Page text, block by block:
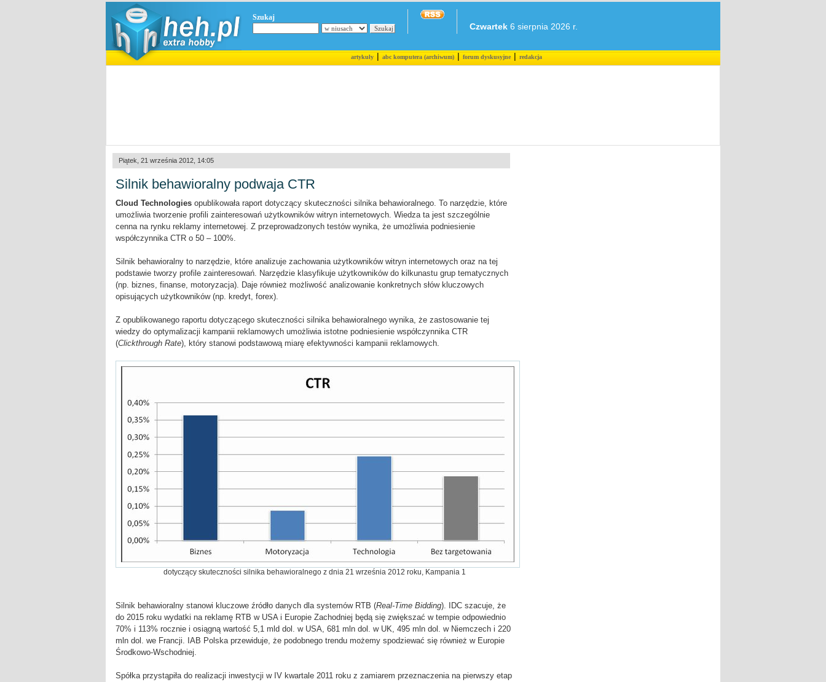
Szukaj
Czwartek 6 sierpnia 2026 r.
artykuły|abc komputera (archiwum)|forum dyskusyjne|redakcja
Piątek, 21 września 2012, 14:05
Silnik behawioralny podwaja CTR
Cloud Technologies opublikowała raport dotyczący skuteczności silnika behawioralnego. To narzędzie, które
umożliwia tworzenie profili zainteresowań użytkowników witryn internetowych. Wiedza ta jest szczególnie
cenna na rynku reklamy internetowej. Z przeprowadzonych testów wynika, że umożliwia podniesienie
współczynnika CTR o 50 – 100%.
Silnik behawioralny to narzędzie, które analizuje zachowania użytkowników witryn internetowych oraz na tej
podstawie tworzy profile zainteresowań. Narzędzie klasyfikuje użytkowników do kilkunastu grup tematycznych
(np. biznes, finanse, motoryzacja). Daje również możliwość analizowanie konkretnych słów kluczowych
opisujących użytkowników (np. kredyt, forex).
Z opublikowanego raportu dotyczącego skuteczności silnika behawioralnego wynika, że zastosowanie tej
wiedzy do optymalizacji kampanii reklamowych umożliwia istotne podniesienie współczynnika CTR
(Clickthrough Rate), który stanowi podstawową miarę efektywności kampanii reklamowych.
dotyczący skuteczności silnika behawioralnego z dnia 21 września 2012 roku, Kampania 1
Silnik behawioralny stanowi kluczowe źródło danych dla systemów RTB (Real-Time Bidding). IDC szacuje, że
do 2015 roku wydatki na reklamę RTB w USA i Europie Zachodniej będą się zwiększać w tempie odpowiednio
70% i 113% rocznie i osiągną wartość 5,1 mld dol. w USA, 681 mln dol. w UK, 495 mln dol. w Niemczech i 220
mln dol. we Francji. IAB Polska przewiduje, że podobnego trendu możemy spodziewać się również w Europie
Środkowo-Wschodniej.
Spółka przystąpiła do realizacji inwestycji w IV kwartale 2011 roku z zamiarem przeznaczenia na pierwszy etap